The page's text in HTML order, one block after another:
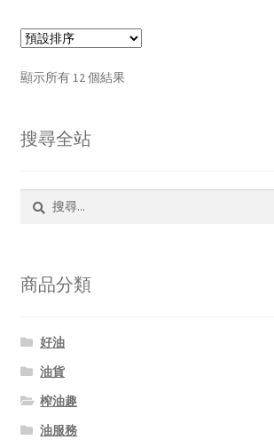
顯示所有 12 個結果
搜尋全站
字:
商品分類
好油
油貨
榨油趣
油服務